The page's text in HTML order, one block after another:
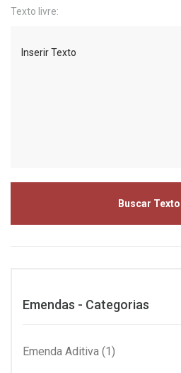
Texto livre:
Buscar Texto
Emendas - Categorias
Emenda Aditiva (1)